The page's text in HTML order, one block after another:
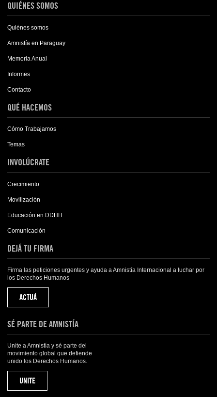
QUIÉNES SOMOS
Quiénes somos
Amnistía en Paraguay
Memoria Anual
Informes
Contacto
QUÉ HACEMOS
Cómo Trabajamos
Temas
INVOLÚCRATE
Crecimiento
Movilización
Educación en DDHH
Comunicación
DEJÁ TU FIRMA
Firma las peticiones urgentes y ayuda a Amnistía Internacional a luchar por
los Derechos Humanos
ACTUÁ
SÉ PARTE DE AMNISTÍA
Uníte a Amnistía y sé parte del
movimiento global que defiende
unido los Derechos Humanos.
UNITE